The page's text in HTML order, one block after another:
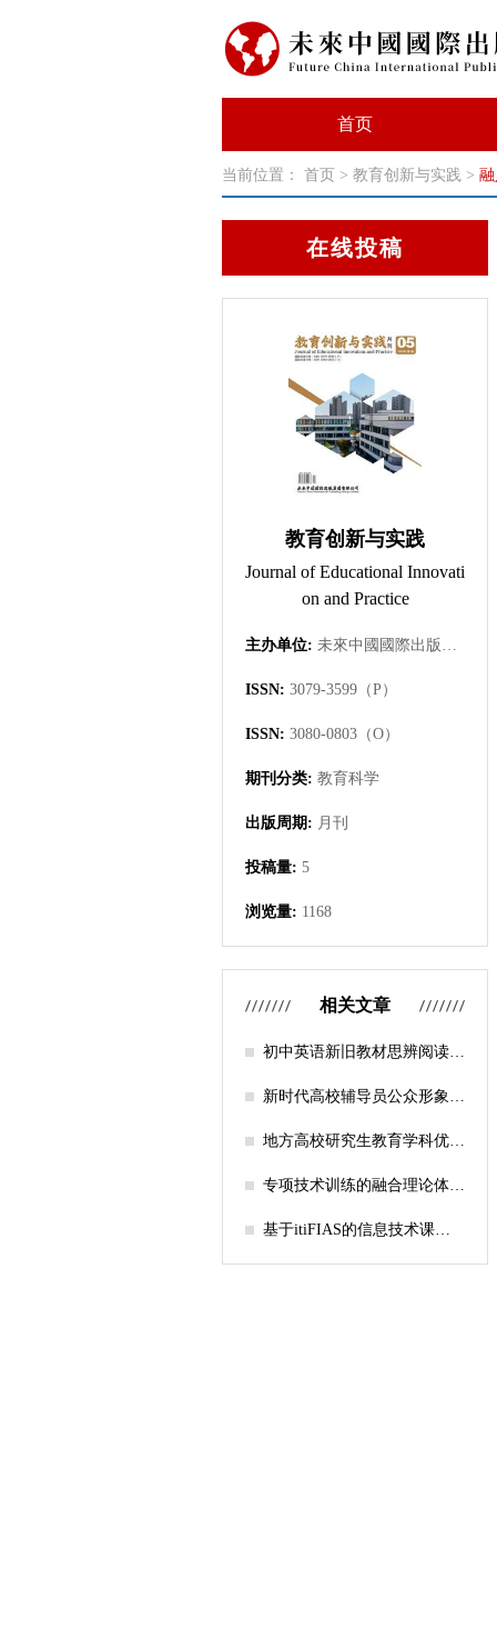
首页
当前位置： 首页 > 教育创新与实践 >
在线投稿
教育创新与实践
Journal of Educational Innovati
on and Practice
主办单位: 未來中國國際出版集團有限公司
ISSN: 3079-3599（P）
ISSN: 3080-0803（O）
期刊分类: 教育科学
出版周期: 月刊
投稿量: 5
浏览量: 1168
相关文章
初中英语新旧教材思辨阅读任
新时代高校辅导员公众形象塑
地方高校研究生教育学科优化
径探析
专项技术训练的融合理论体系
基于itiFIAS的信息技术课堂